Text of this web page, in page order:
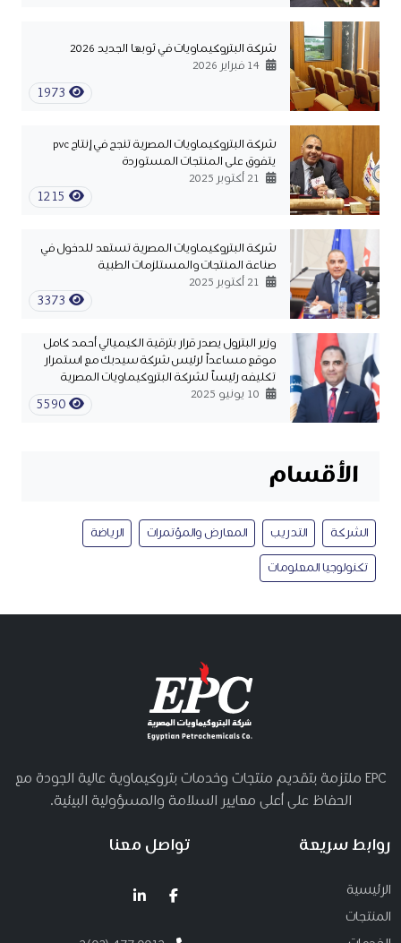
1973
شركة البتروكيماويات في ثوبها الجديد 2026
1215
شركة البتروكيماويات المصرية تنجح في إنتاج pvc
يتفوق على المنتجات المستوردة
3373
شركة البتروكيماويات المصرية تستعد للدخول في
صناعة المنتجات والمستلزمات الطبية
5590
وزير البترول يصدر قرار بترقية الكيميائي أحمد كامل
موقع مساعداً لرئيس شركة سيدبك مع استمرار
تكليفه رئيساً لشركة البتروكيماويات المصرية
الأقسام
الشركة التدريب المعارض والمؤتمرات الرياضة
تكنولوجيا المعلومات
EPC ملتزمة بتقديم منتجات وخدمات بتروكيماوية عالية الجودة مع
الحفاظ على أعلى معايير السلامة والمسؤولية البيئية.
روابط سريعة
الرئيسية
المنتجات
تواصل معنا